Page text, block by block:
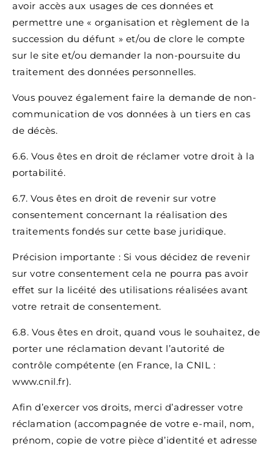
avoir accès aux usages de ces données et
permettre une « organisation et règlement de la
succession du défunt » et/ou de clore le compte
sur le site et/ou demander la non-poursuite du
traitement des données personnelles.
Vous pouvez également faire la demande de non-
communication de vos données à un tiers en cas
de décès.
6.6. Vous êtes en droit de réclamer votre droit à la
portabilité.
6.7. Vous êtes en droit de revenir sur votre
consentement concernant la réalisation des
traitements fondés sur cette base juridique.
Précision importante : Si vous décidez de revenir
sur votre consentement cela ne pourra pas avoir
effet sur la licéité des utilisations réalisées avant
votre retrait de consentement.
6.8. Vous êtes en droit, quand vous le souhaitez, de
porter une réclamation devant l’autorité de
contrôle compétente (en France, la CNIL :
www.cnil.fr).
Afin d’exercer vos droits, merci d’adresser votre
réclamation (accompagnée de votre e-mail, nom,
prénom, copie de votre pièce d’identité et adresse